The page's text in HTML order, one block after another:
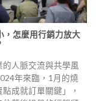
，怎麼用行銷力放大
的人脈交流與共學風
年來臨，1月的燒
成就訂單關鍵」，